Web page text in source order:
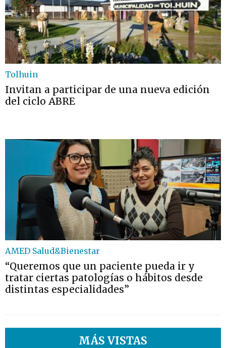
Tolhuin
Invitan a participar de una nueva edición
del ciclo ABRE
AMED Salud&Bienestar
“Queremos que un paciente pueda ir y
tratar ciertas patologías o hábitos desde
distintas especialidades”
MÁS VISTAS